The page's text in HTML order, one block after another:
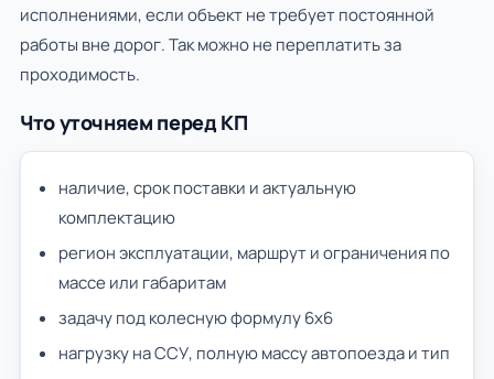
исполнениями, если объект не требует постоянной
работы вне дорог. Так можно не переплатить за
проходимость.
Что уточняем перед КП
наличие, срок поставки и актуальную
комплектацию
регион эксплуатации, маршрут и ограничения по
массе или габаритам
задачу под колесную формулу 6х6
нагрузку на ССУ, полную массу автопоезда и тип